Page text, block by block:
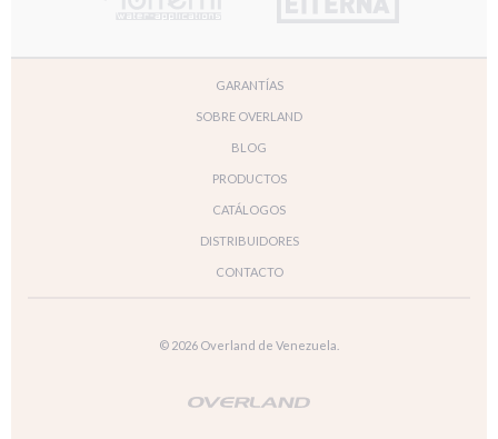
GARANTÍAS
SOBRE OVERLAND
BLOG
PRODUCTOS
CATÁLOGOS
DISTRIBUIDORES
CONTACTO
© 2026 Overland de Venezuela.